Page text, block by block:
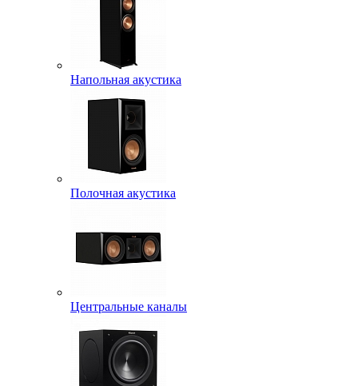
Напольная акустика
Полочная акустика
Центральные каналы